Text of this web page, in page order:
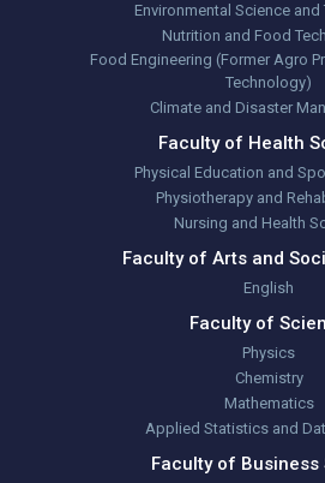
Environmental Science
Nutrition and Food
Food Engineering (Former Agro
Technology)
Climate and Disaster
Faculty of Health
Physical Education and
Physiotherapy and
Nursing and Health
Faculty of Arts and
English
Faculty of
Physics
Chemistry
Mathematics
Applied Statistics and
Faculty of Business